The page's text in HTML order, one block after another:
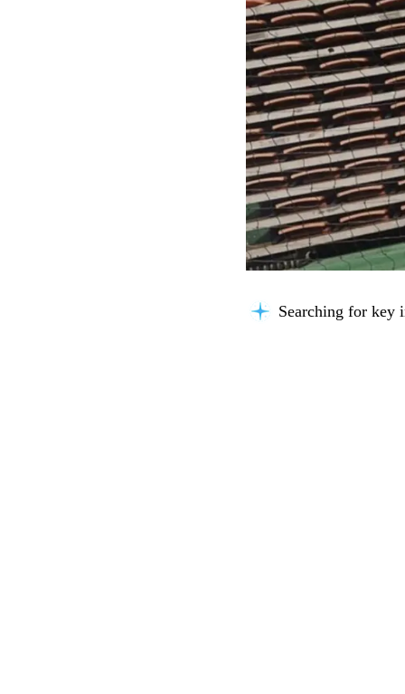
Searching for key